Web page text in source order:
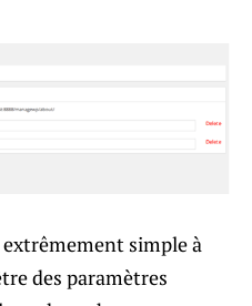
simple à
des paramètres